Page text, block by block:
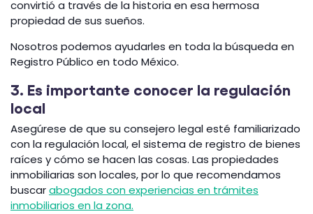
convirtió a través de la historia en esa hermosa
propiedad de sus sueños.
Nosotros podemos ayudarles en toda la búsqueda en
Registro Público en todo México.
3. Es importante conocer la regulación
local
Asegúrese de que su consejero legal esté familiarizado
con la regulación local, el sistema de registro de bienes
raíces y cómo se hacen las cosas. Las propiedades
inmobiliarias son locales, por lo que recomendamos
buscarabogados con experiencias en trámites
inmobiliarios en la zona.